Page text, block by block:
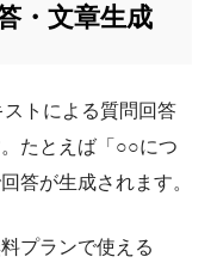
・文章生成
トによる質問回答
たとえば「○○につ
答が生成されます。
プランで使える